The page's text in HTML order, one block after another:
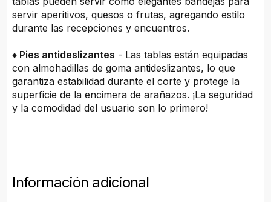
servir aperitivos, quesos o frutas, agregando estilo
durante las recepciones y encuentros.
♦ Pies antideslizantes - Las tablas están equipadas
con almohadillas de goma antideslizantes, lo que
garantiza estabilidad durante el corte y protege la
superficie de la encimera de arañazos. ¡La seguridad
y la comodidad del usuario son lo primero!
Información adicional